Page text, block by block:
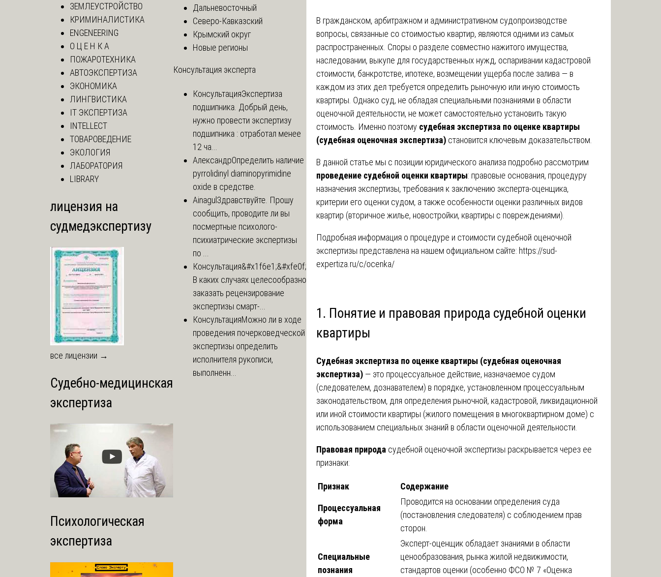
В гражданском, арбитражном и административном судопроизводстве
вопросы, связанные со стоимостью квартир, являются одними из самых
распространенных. Споры о разделе совместно нажитого имущества,
наследовании, выкупе для государственных нужд, оспаривании кадастровой
стоимости, банкротстве, ипотеке, возмещении ущерба после залива — в
каждом из этих дел требуется определить рыночную или иную стоимость
квартиры. Однако суд, не обладая специальными познаниями в области
оценочной деятельности, не может самостоятельно установить такую
стоимость. Именно поэтому судебная экспертиза по оценке квартиры
(судебная оценочная экспертиза) становится ключевым доказательством.
В данной статье мы с позиции юридического анализа подробно рассмотрим
проведение судебной оценки квартиры: правовые основания, процедуру
назначения экспертизы, требования к заключению эксперта-оценщика,
критерии его оценки судом, а также особенности оценки различных видов
квартир (вторичное жилье, новостройки, квартиры с повреждениями).
Подробная информация о процедуре и стоимости судебной оценочной
экспертизы представлена на нашем официальном сайте: https://sud-
expertiza.ru/c/ocenka/
1. Понятие и правовая природа судебной оценки
квартиры
Судебная экспертиза по оценке квартиры (судебная оценочная
экспертиза) — это процессуальное действие, назначаемое судом
(следователем, дознавателем) в порядке, установленном процессуальным
законодательством, для определения рыночной, кадастровой, ликвидационной
или иной стоимости квартиры (жилого помещения в многоквартирном доме) с
использованием специальных знаний в области оценочной деятельности.
Правовая природа судебной оценочной экспертизы раскрывается через ее
признаки:
Признак Содержание
Процессуальная
форма
Проводится на основании определения суда
(постановления следователя) с соблюдением прав
сторон.
Специальные
познания
Эксперт-оценщик обладает знаниями в области
ценообразования, рынка жилой недвижимости,
стандартов оценки (особенно ФСО № 7 «Оценка
ЗЕМЛЕУСТРОЙСТВО
КРИМИНАЛИСТИКА
ENGENEERING
О Ц Е Н К А
ПОЖАРОТЕХНИКА
АВТОЭКСПЕРТИЗА
ЭКОНОМИКА
ЛИНГВИСТИКА
IT ЭКСПЕРТИЗА
INTELLECT
ТОВАРОВЕДЕНИЕ
ЭКОЛОГИЯ
ЛАБОРАТОРИЯ
LIBRARY
лицензия на
судмедэкспертизу
все лицензии →
Судебно-медицинская
экспертиза
Психологическая
экспертиза
Дальневосточный
Северо-Кавказский
Крымский округ
Новые регионы
Консультация эксперта
КонсультацияЭкспертиза
подшипника. Добрый день,
нужно провести экспертизу
подшипника : отработал менее
12 ча...
АлександрОпределить наличие
pyrrolidinyl diaminopyrimidine
oxide в средстве.
Ainagul Здравствуйте. Прошу
сообщить, проводите ли вы
посмертные психолого-
психиатрические экспертизы
по ...
Консультация&#x1f6e1;&#xfe0f;
В каких случаях целесообразно
заказать рецензирование
экспертизы смарт-...
КонсультацияМожно ли в ходе
проведения почерковедческой
экспертизы определить
исполнителя рукописи,
выполненн...